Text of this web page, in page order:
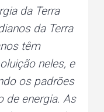
da Terra
da Terra
têm
neles, e
os padrões
de energia. As